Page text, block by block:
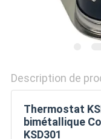
Description de
Thermostat
bimétallique
KSD301